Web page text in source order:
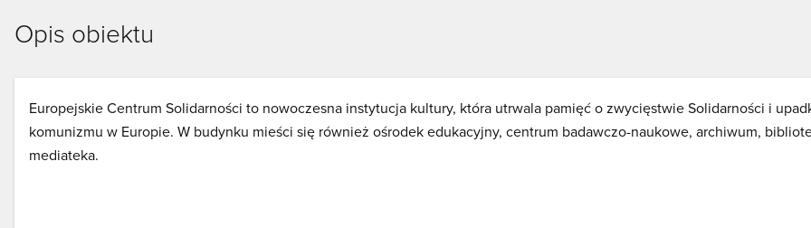
Opis obiektu
Europejskie Centrum Solidarności to nowoczesna instytucja kultury, która utrwala pamięć o zwycięstwie Solidarności i
komunizmu w Europie. W budynku mieści się również ośrodek edukacyjny, centrum badawczo-naukowe, archiwum,
mediateka.